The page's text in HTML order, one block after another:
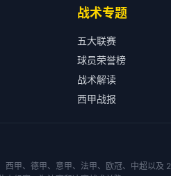
战术专题
五大联赛
球员荣誉榜
战术解读
西甲战报
甲、德甲、意甲、法甲、欧冠、中超以